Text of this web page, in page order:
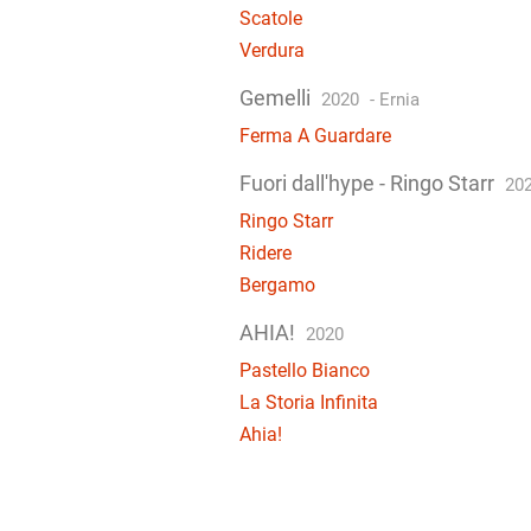
Scatole
Verdura
Gemelli 2020 - Ernia
Ferma A Guardare
Fuori dall'hype - Ringo Starr
Ringo Starr
Ridere
Bergamo
AHIA! 2020
Pastello Bianco
La Storia Infinita
Ahia!